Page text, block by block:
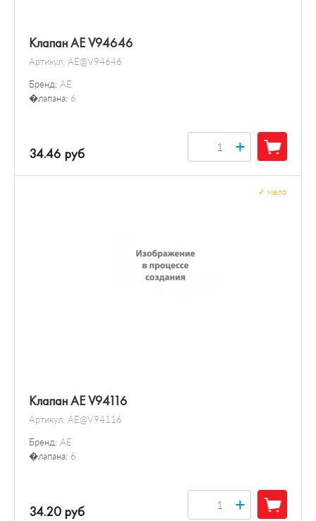
Клапан AE V94646
Артикул: AE@V94646
Бренд: AE
�лапана: 6
34.46 руб +
Клапан AE V94116
Артикул: AE@V94116
Бренд: AE
�лапана: 6
мало
34.20 руб +